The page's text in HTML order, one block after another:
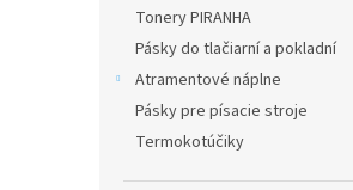
Tonery PIRANHA
Pásky do tlačiarní a pokladní
Atramentové náplne
Pásky pre písacie stroje
Termokotúčiky